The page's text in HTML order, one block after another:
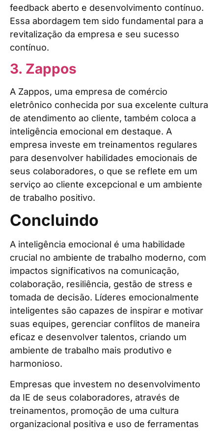
feedback aberto e desenvolvimento contínuo.
Essa abordagem tem sido fundamental para a
revitalização da empresa e seu sucesso
contínuo.
3. Zappos
A Zappos, uma empresa de comércio
eletrônico conhecida por sua excelente cultura
de atendimento ao cliente, também coloca a
inteligência emocional em destaque. A
empresa investe em treinamentos regulares
para desenvolver habilidades emocionais de
seus colaboradores, o que se reflete em um
serviço ao cliente excepcional e um ambiente
de trabalho positivo.
Concluindo
A inteligência emocional é uma habilidade
crucial no ambiente de trabalho moderno, com
impactos significativos na comunicação,
colaboração, resiliência, gestão de stress e
tomada de decisão. Líderes emocionalmente
inteligentes são capazes de inspirar e motivar
suas equipes, gerenciar conflitos de maneira
eficaz e desenvolver talentos, criando um
ambiente de trabalho mais produtivo e
harmonioso.
Empresas que investem no desenvolvimento
da IE de seus colaboradores, através de
treinamentos, promoção de uma cultura
organizacional positiva e uso de ferramentas